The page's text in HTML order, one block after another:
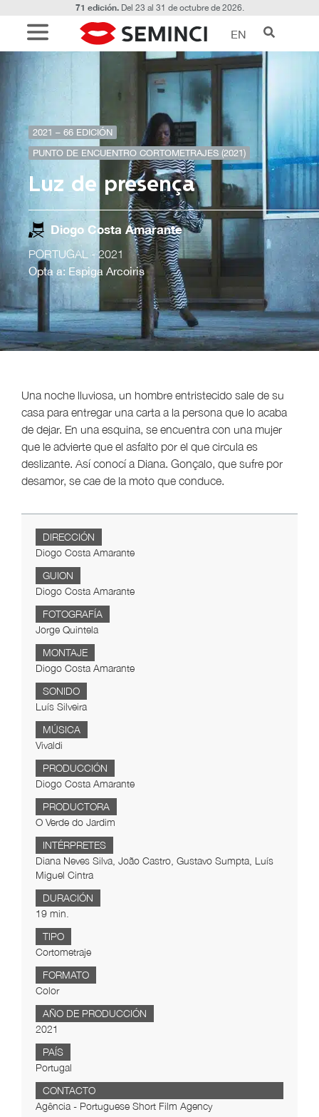
71 edición.Del 23 al 31 de octubre de 2026.
EN
2021 – 66 EDICIÓN
PUNTO DE ENCUENTRO CORTOMETRAJES (2021)
Luz de presença
Diogo Costa Amarante
PORTUGAL
- 2021
Opta a: Espiga Arcoiris
Una noche lluviosa, un hombre entristecido sale de su
casa para entregar una carta a la persona que lo acaba
de dejar. En una esquina, se encuentra con una mujer
que le advierte que el asfalto por el que circula es
deslizante. Así conocí a Diana. Gonçalo, que sufre por
desamor, se cae de la moto que conduce.
DIRECCIÓN
Diogo Costa Amarante
GUION
Diogo Costa Amarante
FOTOGRAFÍA
Jorge Quintela
MONTAJE
Diogo Costa Amarante
SONIDO
Luís Silveira
MÚSICA
Vivaldi
PRODUCCIÓN
Diogo Costa Amarante
PRODUCTORA
O Verde do Jardim
INTÉRPRETES
Diana Neves Silva, João Castro, Gustavo Sumpta, Luís
Miguel Cintra
DURACIÓN
19 min.
TIPO
Cortometraje
FORMATO
Color
AÑO DE PRODUCCIÓN
2021
PAÍS
Portugal
CONTACTO
Agência - Portuguese Short Film Agency